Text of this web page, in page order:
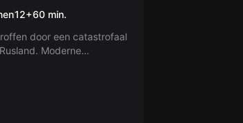
12+60 min.
door een catastrofaal
Moderne
minuten om het lot van
je de geschiedenis